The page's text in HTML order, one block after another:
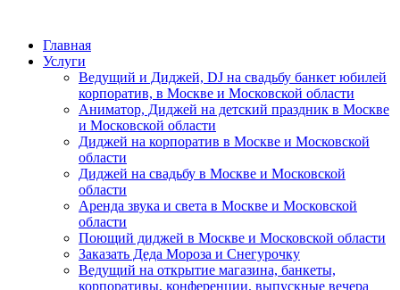
Главная
Услуги
Ведущий и Диджей, DJ на свадьбу банкет юбилей
корпоратив, в Москве и Московской области
Аниматор, Диджей на детский праздник в Москве
и Московской области
Диджей на корпоратив в Москве и Московской
области
Диджей на свадьбу в Москве и Московской
области
Аренда звука и света в Москве и Московской
области
Поющий диджей в Москве и Московской области
Заказать Деда Мороза и Снегурочку
Ведущий на открытие магазина, банкеты,
корпоративы, конференции, выпускные вечера